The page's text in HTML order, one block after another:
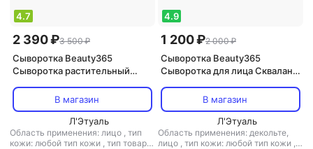
4.7
2 390 ₽3 500 ₽
Сыворотка Beauty365
Сыворотка растительный
В магазин
Л'Этуаль
Область применения: лицо , тип
кожи: любой тип кожи , тип товара:
4.9
1 200 ₽2 000 ₽
Сыворотка Beauty365
Сыворотка для лица Сквалан
В магазин
Л'Этуаль
Область применения: декольте,
лицо , тип кожи: любой тип кожи ,